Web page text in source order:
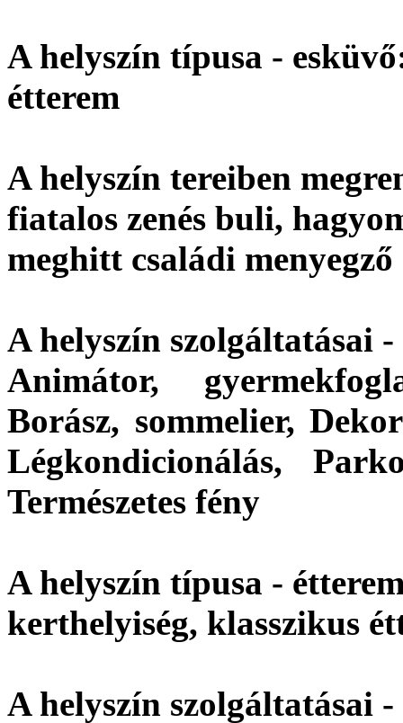
A helyszín típusa -
étterem
A helyszín tereiben
fiatalos zenés buli,
meghitt családi menyegző
A helyszín szolgáltatásai
Animátor,
Borász, sommelier,
Légkondicionálás,
Természetes fény
A helyszín típusa -
kerthelyiség, klasszikus
A helyszín szolgáltatásai